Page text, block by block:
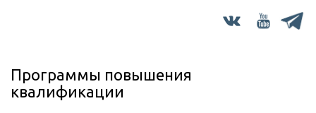
Программы повышения
квалификации